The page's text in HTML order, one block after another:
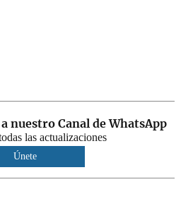
nuestro Canal de WhatsApp
las actualizaciones
Únete